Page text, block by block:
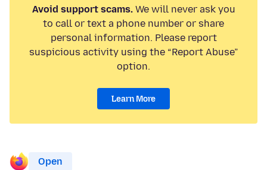
Avoid support scams.We will never ask you
to call or text a phone number or share
personal information. Please report
suspicious activity using the “Report Abuse”
option.
Learn More
Open